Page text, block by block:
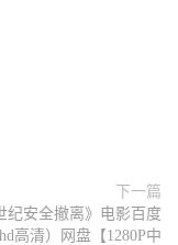
下一篇
纪安全撤离》电影百度
高清）网盘【1280P中